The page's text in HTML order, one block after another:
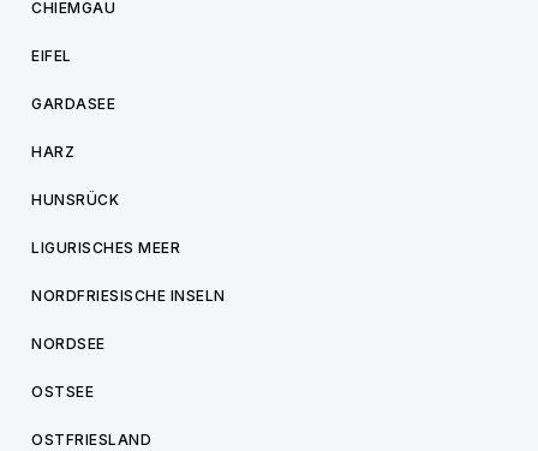
CHIEMGAU
EIFEL
GARDASEE
HARZ
HUNSRÜCK
LIGURISCHES MEER
NORDFRIESISCHE INSELN
NORDSEE
OSTSEE
OSTFRIESLAND